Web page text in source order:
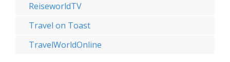
ReiseworldTV
Travel on Toast
TravelWorldOnline